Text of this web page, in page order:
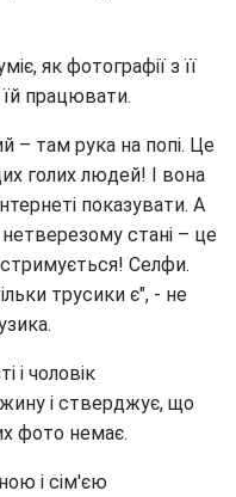
як фотографії з її
працювати.
– там рука на попі. Це
голих людей! І вона
показувати. А
стані – це
Селфи.
трусики є", - не
і чоловік
і стверджує, що
фото немає.
і сім'єю